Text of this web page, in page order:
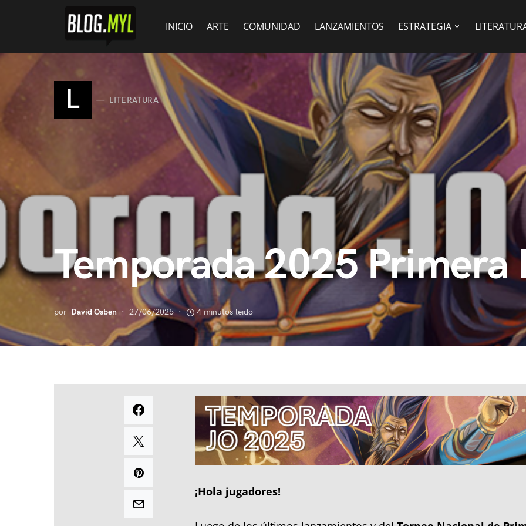
INICIO ARTE COMUNIDAD LANZAMIENTOS ESTRATEGIA
L LITERATURA
Temporada 2025 Primera
por David Osben 27/06/2025 4 minutos leido
¡Hola jugadores!